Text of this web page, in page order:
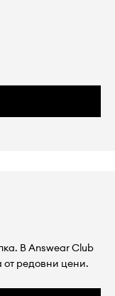
В Answear Club
от редовни цени.